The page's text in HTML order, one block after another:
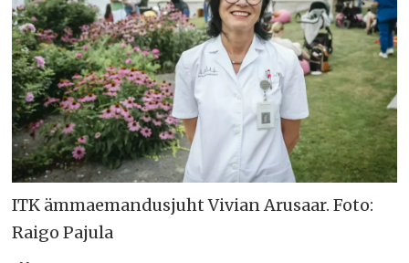
ITK ämmaemandusjuht Vivian Arusaar. Foto:
Raigo Pajula